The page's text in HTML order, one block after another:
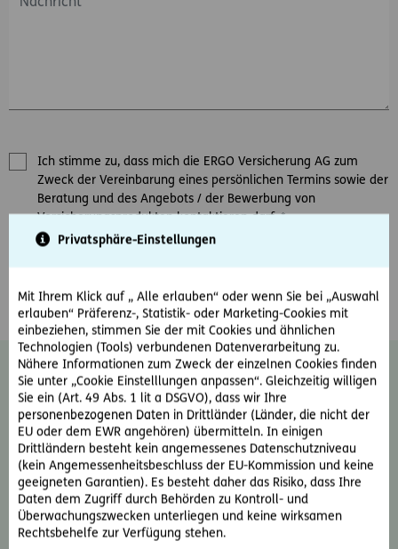
Privatsphäre-Einstellungen
Mit Ihrem Klick auf „ Alle erlauben“ oder wenn Sie bei „Auswahl
erlauben“ Präferenz-, Statistik- oder Marketing-Cookies mit
einbeziehen, stimmen Sie der mit Cookies und ähnlichen
Technologien (Tools) verbundenen Datenverarbeitung zu.
Nähere Informationen zum Zweck der einzelnen Cookies finden
Sie unter „Cookie Einstelllungen anpassen“. Gleichzeitig willigen
Sie ein (Art. 49 Abs. 1 lit a DSGVO), dass wir Ihre
personenbezogenen Daten in Drittländer (Länder, die nicht der
EU oder dem EWR angehören) übermitteln. In einigen
Drittländern besteht kein angemessenes Datenschutzniveau
(kein Angemessenheitsbeschluss der EU-Kommission und keine
geeigneten Garantien). Es besteht daher das Risiko, dass Ihre
Daten dem Zugriff durch Behörden zu Kontroll- und
Überwachungszwecken unterliegen und keine wirksamen
Rechtsbehelfe zur Verfügung stehen.
Ich stimme zu, dass mich die ERGO Versicherung AG zum
Zweck der Vereinbarung eines persönlichen Termins sowie der
Beratung und des Angebots / der Bewerbung von
Versicherungsprodukten kontaktieren darf.*
Ja, ich möchte den E-Mail-Newsletter der ERGO Versicherung
AG erhalten und damit über Produkte und Aktionen des
Unternehmens informiert werden.
Diese Einwilligung kann jederzeit ohne
Angabe von Gründen durch Schreiben an
news@ergo-versicherung.atwiderrufen
werden. Der Widerruf wirkt für zukünftige
Kontakte. Weiter Informationen zum
Thema Datenschutz und zu Ihren Rechten
als Betroffene finden Sie im
Datenschutzinformationsblatt oder auf der
ERGO Website unter: